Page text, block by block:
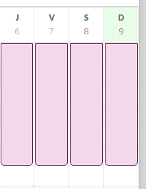
J
6
V
7
S
8
D
9